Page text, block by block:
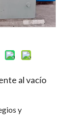
al vacío
y